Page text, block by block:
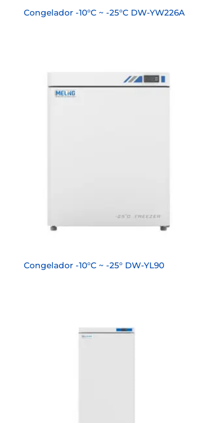
Congelador -10°C ~ -25°C DW-YW226A
Congelador -10°C ~ -25° DW-YL90